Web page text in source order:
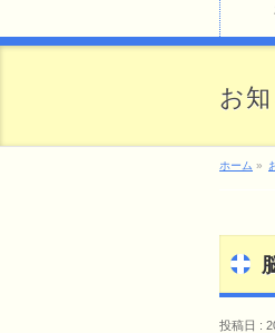
お
ホーム »
投稿日 :